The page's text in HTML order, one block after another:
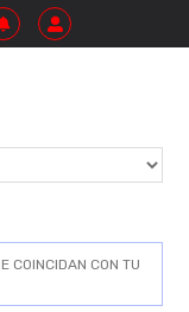
COINCIDAN CON TU